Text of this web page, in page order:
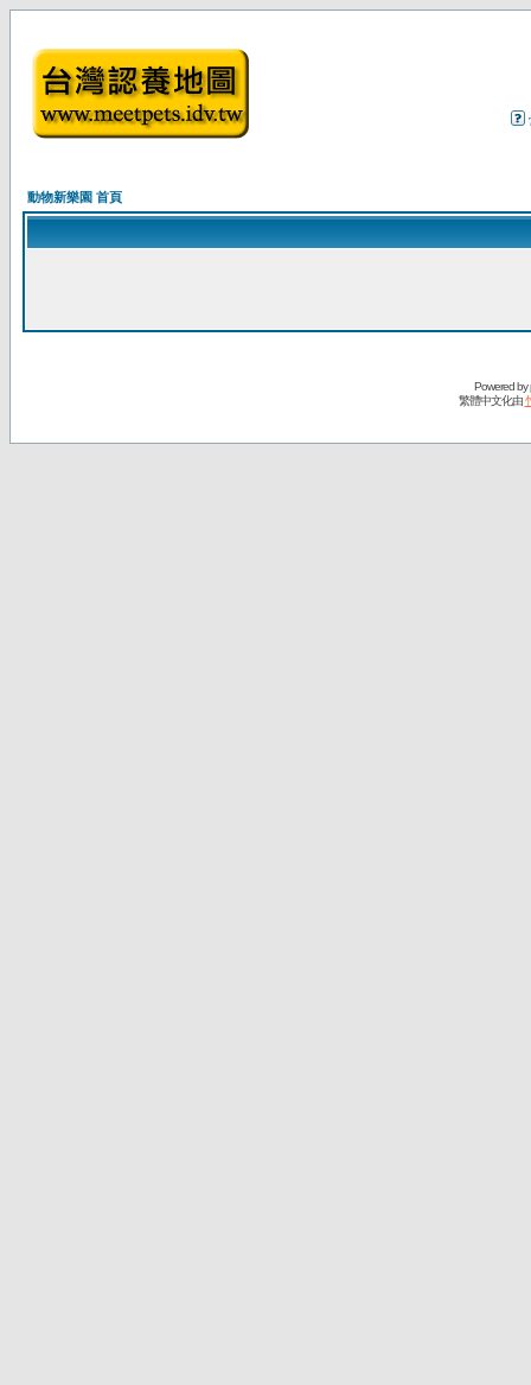
動物新樂園 首頁
Powered by
繁體中文化由